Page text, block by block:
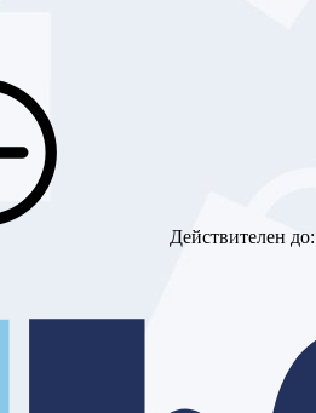
Действителен до: